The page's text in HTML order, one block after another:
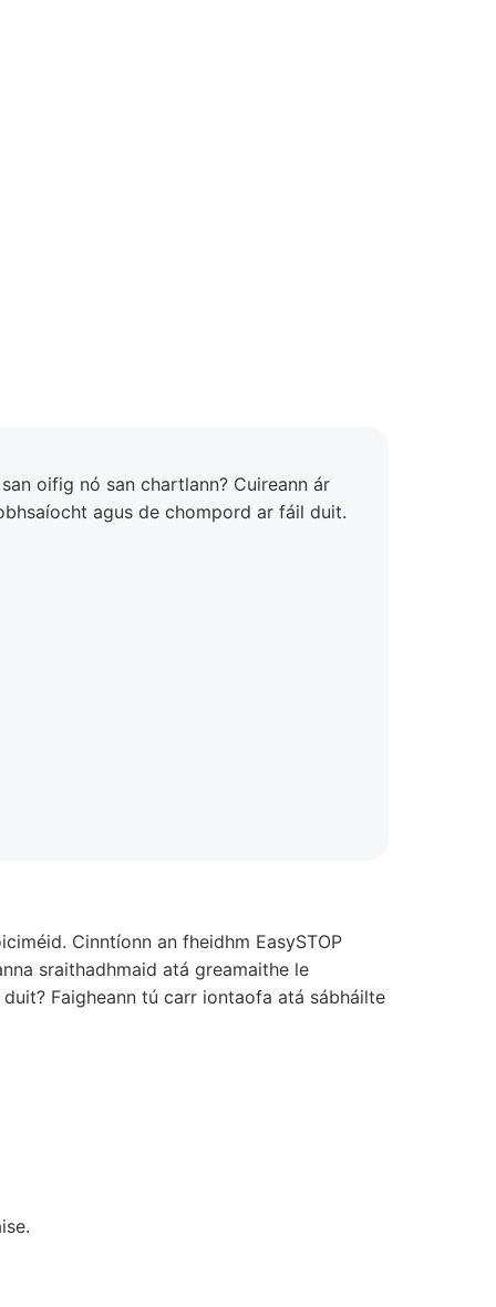
oifig nó san chartlann? Cuireann ár
agus de chompord ar fáil duit.
Cinntíonn an fheidhm EasySTOP
sraithadhmaid atá greamaithe le
Faigheann tú carr iontaofa atá sábháilte